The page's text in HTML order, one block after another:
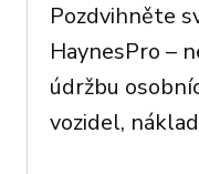
Pozdvihněte
HaynesPro –
údržbu
vozidel,